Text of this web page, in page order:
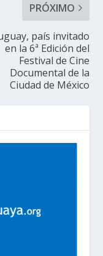
PRÓXIMO
país invitado
en la 6ª Edición del
Festival de Cine
Documental de la
Ciudad de México